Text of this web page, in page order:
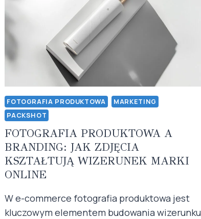
FOTOGRAFIA PRODUKTOWA
MARKETING
PACKSHOT
FOTOGRAFIA PRODUKTOWA A
BRANDING: JAK ZDJĘCIA
KSZTAŁTUJĄ WIZERUNEK MARKI
ONLINE
W e-commerce fotografia produktowa jest
kluczowym elementem budowania wizerunku